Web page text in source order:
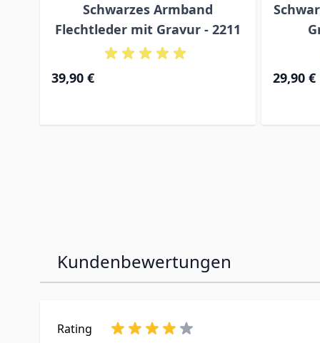
Schwarzes Armband
Flechtleder mit Gravur - 2211
39,90 € 29,90 €
Kundenbewertungen
Rating